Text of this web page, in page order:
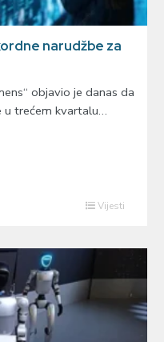
narudžbe za
objavio je danas da
u trećem kvartalu…
Vijesti